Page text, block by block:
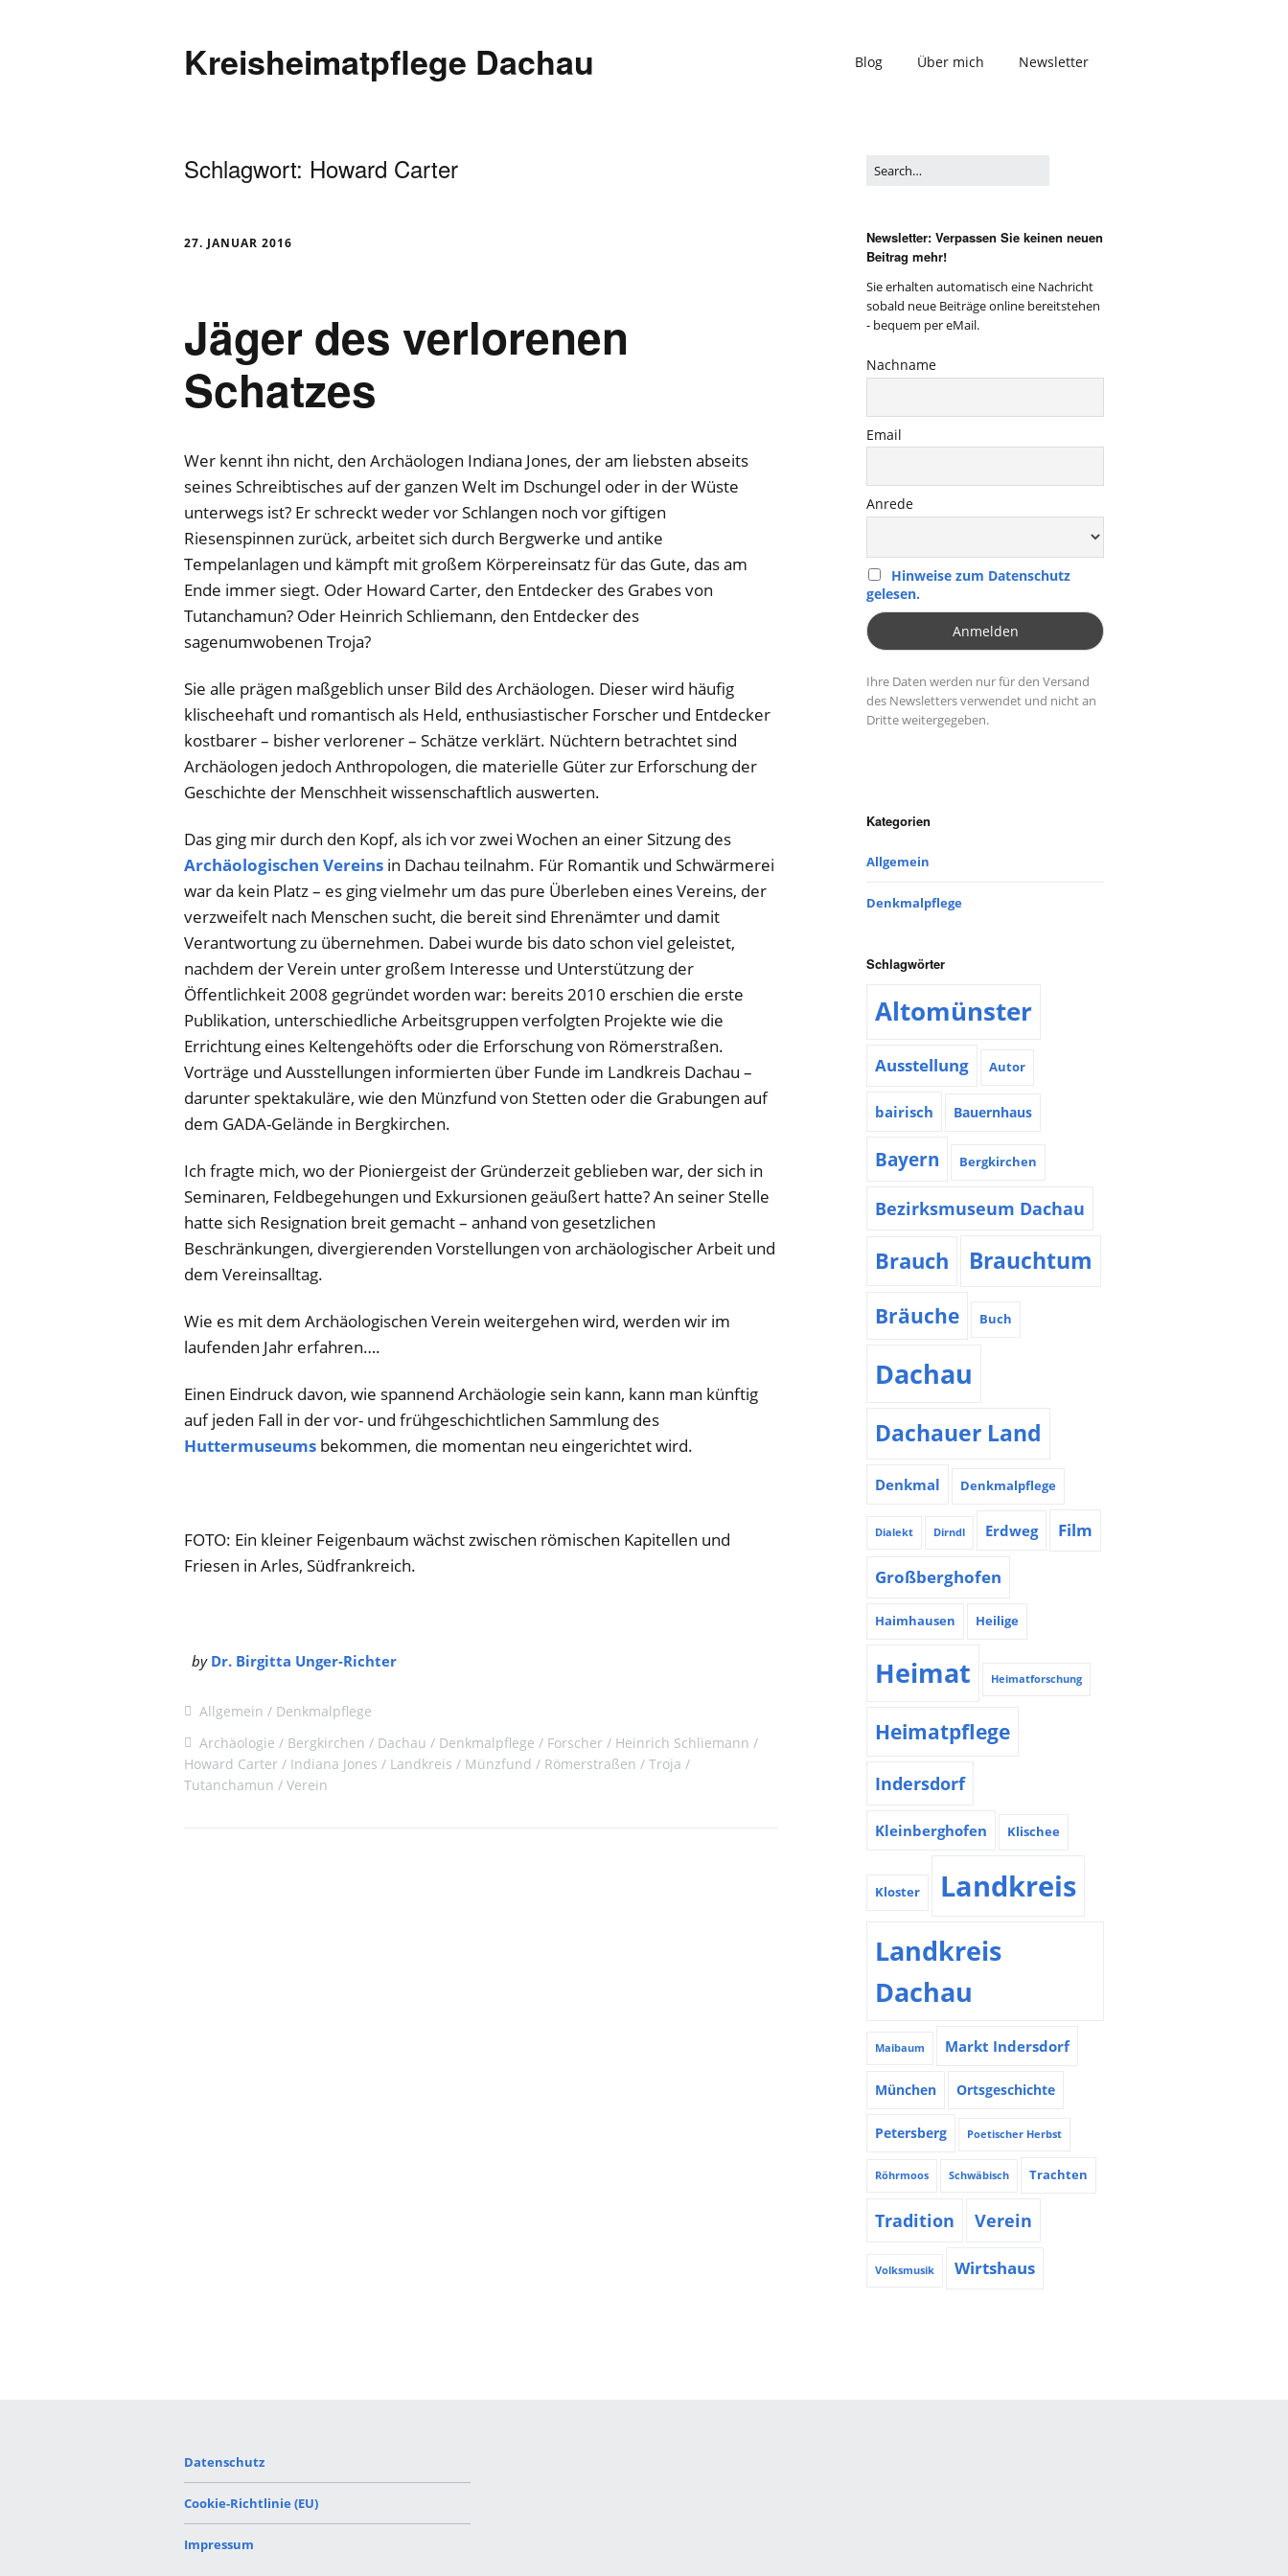
Kreisheimatpflege Dachau Blog Über mich Newsletter
Schlagwort: Howard Carter
27. JANUAR 2016
Jäger des verlorenen
Schatzes
Wer kennt ihn nicht, den Archäologen Indiana Jones, der am liebsten abseits
seines Schreibtisches auf der ganzen Welt im Dschungel oder in der Wüste
unterwegs ist? Er schreckt weder vor Schlangen noch vor giftigen
Riesenspinnen zurück, arbeitet sich durch Bergwerke und antike
Tempelanlagen und kämpft mit großem Körpereinsatz für das Gute, das am
Ende immer siegt. Oder Howard Carter, den Entdecker des Grabes von
Tutanchamun? Oder Heinrich Schliemann, den Entdecker des
sagenumwobenen Troja?
Sie alle prägen maßgeblich unser Bild des Archäologen. Dieser wird häufig
klischeehaft und romantisch als Held, enthusiastischer Forscher und Entdecker
kostbarer – bisher verlorener – Schätze verklärt. Nüchtern betrachtet sind
Archäologen jedoch Anthropologen, die materielle Güter zur Erforschung der
Geschichte der Menschheit wissenschaftlich auswerten.
Das ging mir durch den Kopf, als ich vor zwei Wochen an einer Sitzung des
Archäologischen Vereins in Dachau teilnahm. Für Romantik und Schwärmerei
war da kein Platz – es ging vielmehr um das pure Überleben eines Vereins, der
verzweifelt nach Menschen sucht, die bereit sind Ehrenämter und damit
Verantwortung zu übernehmen. Dabei wurde bis dato schon viel geleistet,
nachdem der Verein unter großem Interesse und Unterstützung der
Öffentlichkeit 2008 gegründet worden war: bereits 2010 erschien die erste
Publikation, unterschiedliche Arbeitsgruppen verfolgten Projekte wie die
Errichtung eines Keltengehöfts oder die Erforschung von Römerstraßen.
Vorträge und Ausstellungen informierten über Funde im Landkreis Dachau –
darunter spektakuläre, wie den Münzfund von Stetten oder die Grabungen auf
dem GADA-Gelände in Bergkirchen.
Ich fragte mich, wo der Pioniergeist der Gründerzeit geblieben war, der sich in
Seminaren, Feldbegehungen und Exkursionen geäußert hatte? An seiner Stelle
hatte sich Resignation breit gemacht – anhand von gesetzlichen
Beschränkungen, divergierenden Vorstellungen von archäologischer Arbeit und
dem Vereinsalltag.
Wie es mit dem Archäologischen Verein weitergehen wird, werden wir im
laufenden Jahr erfahren….
Einen Eindruck davon, wie spannend Archäologie sein kann, kann man künftig
auf jeden Fall in der vor- und frühgeschichtlichen Sammlung des
Huttermuseums bekommen, die momentan neu eingerichtet wird.
FOTO: Ein kleiner Feigenbaum wächst zwischen römischen Kapitellen und
Friesen in Arles, Südfrankreich.
by Dr. Birgitta Unger-Richter
Allgemein
Denkmalpflege
Archäologie
Bergkirchen Dachau Denkmalpflege Forscher
Heinrich Schliemann
Howard Carter
Indiana Jones Landkreis Münzfund Römerstraßen
Troja
Tutanchamun
Verein
Newsletter: Verpassen Sie keinen neuen
Beitrag mehr!
Sie erhalten automatisch eine Nachricht
sobald neue Beiträge online bereitstehen
- bequem per eMail.
Nachname
Email
Anrede
Hinweise zum Datenschutz
gelesen.
Ihre Daten werden nur für den Versand
des Newsletters verwendet und nicht an
Dritte weitergegeben.
Kategorien
Allgemein
Denkmalpflege
Schlagwörter
Altomünster
Ausstellung Autor
bairisch Bauernhaus
Bayern Bergkirchen
Bezirksmuseum Dachau
Brauch Brauchtum
Bräuche Buch
Dachau
Dachauer Land
Denkmal Denkmalpflege
Dialekt Dirndl Erdweg Film
Großberghofen
Haimhausen Heilige
Heimat Heimatforschung
Heimatpflege
Indersdorf
Kleinberghofen Klischee
Kloster Landkreis
Landkreis
Dachau
Maibaum Markt Indersdorf
München Ortsgeschichte
Petersberg Poetischer Herbst
Röhrmoos Schwäbisch Trachten
Tradition Verein
Volksmusik Wirtshaus
Datenschutz
Cookie-Richtlinie (EU)
Impressum